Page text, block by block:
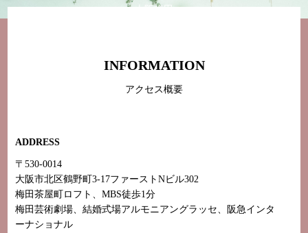
大阪梅田
INFORMATION
アクセス概要
ADDRESS
〒530-0014
大阪市北区鶴野町3-17ファーストNビル302
梅田茶屋町ロフト、MBS徒歩1分
梅田芸術劇場、結婚式場アルモニアングラッセ、阪急インタ
ーナショナル